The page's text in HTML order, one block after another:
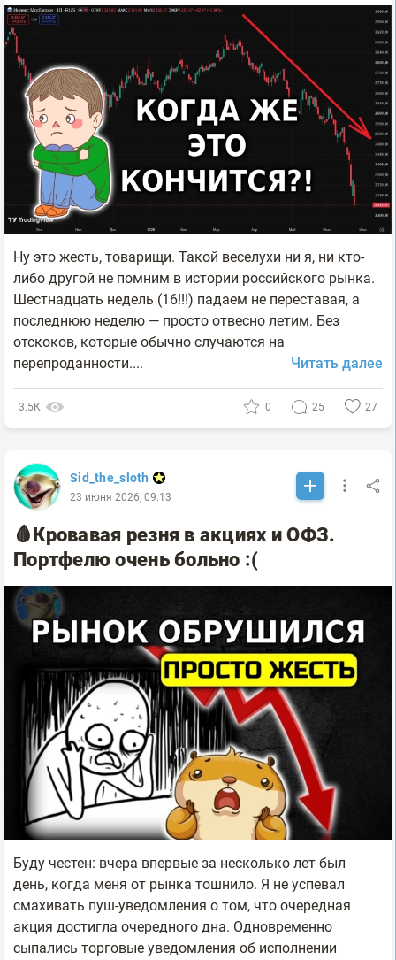
Ну это жесть, товарищи. Такой веселухи ни я, ни кто-
либо другой не помним в истории российского рынка.
Шестнадцать недель (16!!!) падаем не переставая, а
последнюю неделю — просто отвесно летим. Без
отскоков, которые обычно случаются на
перепроданности....
Читать далее
3.5К 0 25 27
Sid_the_sloth
23 июня 2026, 09:13
🩸Кровавая резня в акциях и ОФЗ.
Портфелю очень больно :(
Буду честен: вчера впервые за несколько лет был
день, когда меня от рынка тошнило. Я не успевал
смахивать пуш-уведомления о том, что очередная
акция достигла очередного дна. Одновременно
сыпались торговые уведомления об исполнении